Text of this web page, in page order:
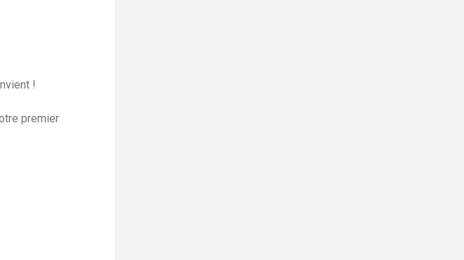
!
premier